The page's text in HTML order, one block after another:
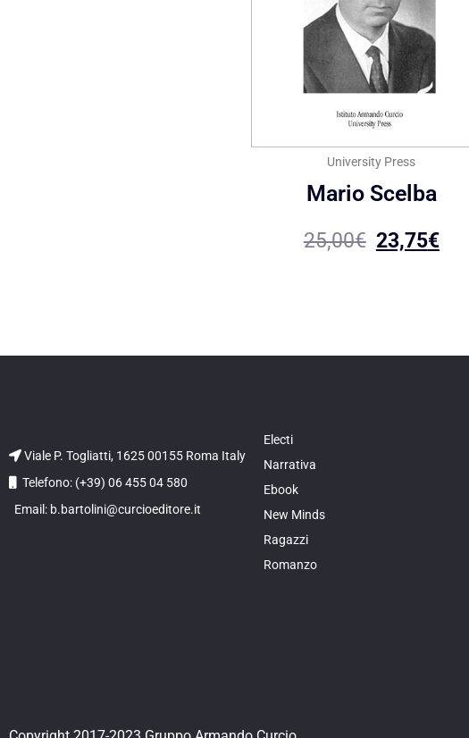
University Press
Mario Scelba
25,00€ 23,75€
Viale P. Togliatti, 1625 00155 Roma Italy
Telefono: (+39) 06 455 04 580
Email: b.bartolini@curcioeditore.it
Electi
Narrativa
Ebook
New Minds
Ragazzi
Romanzo